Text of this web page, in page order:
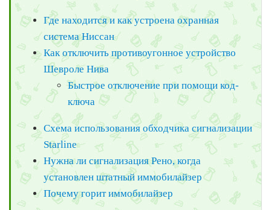
Где находится и как устроена охранная
система Ниссан
Как отключить противоугонное устройство
Шевроле Нива
Быстрое отключение при помощи код-
ключа
Схема использования обходчика сигнализации
Starline
Нужна ли сигнализация Рено, когда
установлен штатный иммобилайзер
Почему горит иммобилайзер